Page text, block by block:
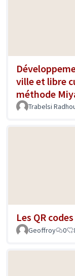
ville et libre
méthode
Trabelsi
Les QR
Geoffroy
0